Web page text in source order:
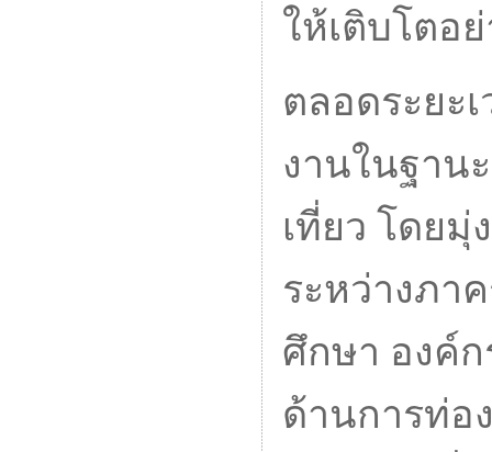
ให้เติบโตอ
ตลอดระยะ
งานในฐาน
เที่ยว โดย
ระหว่างภา
ศึกษา องค์
ด้านการท่อ